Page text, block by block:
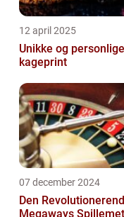
12 april 2025
Unikke og personlige
kageprint
07 december 2024
Den
Megaways